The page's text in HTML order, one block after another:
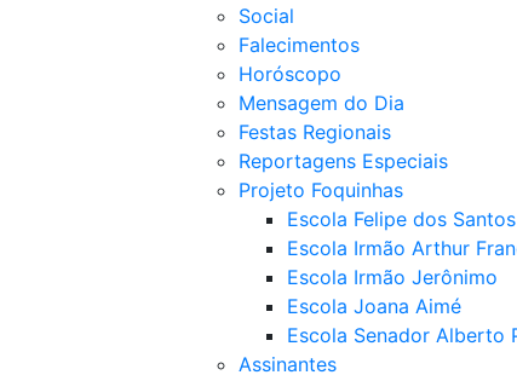
Social
Falecimentos
Horóscopo
Mensagem do Dia
Festas Regionais
Reportagens Especiais
Projeto Foquinhas
Escola Felipe dos Santos
Escola Irmão Arthur
Escola Irmão Jerônimo
Escola Joana Aimé
Escola Senador Alberto
Assinantes